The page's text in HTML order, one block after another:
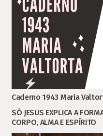
Caderno 1943 Maria
SÓ JESUS EXPLICA A
CORPO, ALMA E ESPÍRITO